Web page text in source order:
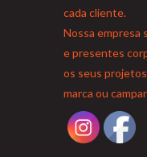
cada cliente.
Nossa empresa
e presentes
os seus
marca ou